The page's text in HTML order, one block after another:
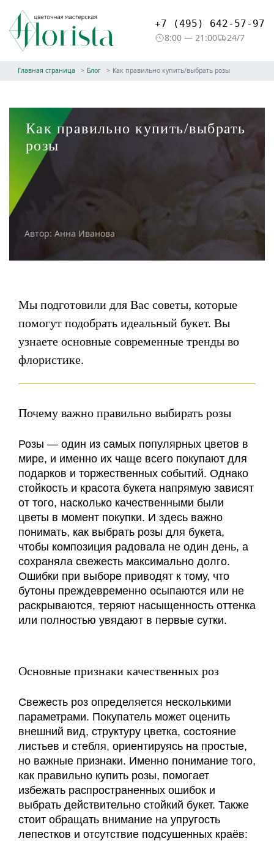
+7 (495) 642-57-97
8:00 — 21:00
24/7
Главная страница Блог Как правильно купить/выбрать розы
Как правильно купить/выбрать
розы
Автор: Анна Иванова
Мы подготовили для Вас советы, которые
помогут подобрать идеальный букет. Вы
узнаете основные современные тренды во
флористике.
Почему важно правильно выбирать розы
Розы — один из самых популярных цветов в
мире, и именно их чаще всего покупают для
подарков и торжественных событий. Однако
стойкость и красота букета напрямую зависят
от того, насколько качественными были
цветы в момент покупки. И здесь важно
понимать, как выбрать розы для букета,
чтобы композиция радовала не один день, а
сохраняла свежесть максимально долго.
Ошибки при выборе приводят к тому, что
бутоны преждевременно осыпаются или не
раскрываются, теряют насыщенность оттенка
или полностью увядают в первые сутки.
Основные признаки качественных роз
Свежесть роз определяется несколькими
параметрами. Покупатель может оценить
внешний вид, структуру цветка, состояние
листьев и стебля, ориентируясь на простые,
но важные признаки. Именно понимание того,
как правильно купить розы, помогает
избежать распространенных ошибок и
выбрать действительно стойкий букет. Также
стоит обращать внимание на упругость
лепестков и отсутствие подсушенных краёв: